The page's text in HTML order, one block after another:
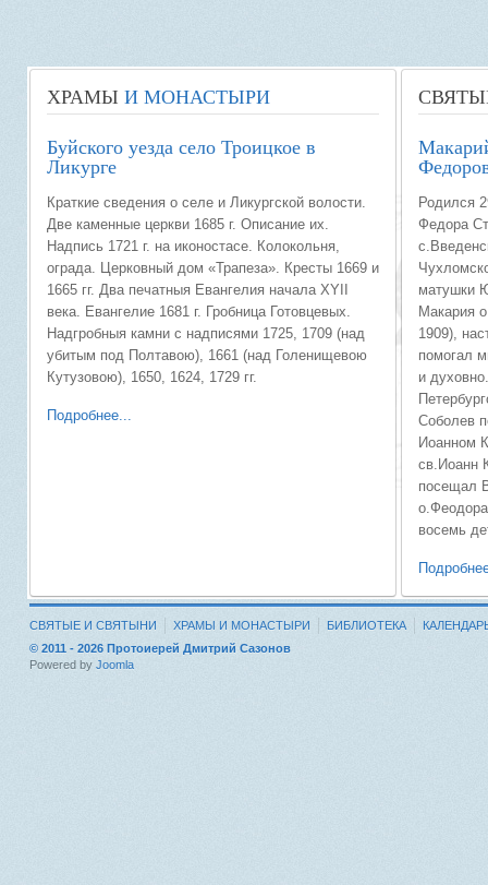
ХРАМЫ И МОНАСТЫРИ
Буйского уезда село Троицкое в
Ликурге
Краткие сведения о селе и Ликургской волости.
Две каменные церкви 1685 г. Описание их.
Надпись 1721 г. на иконостасе. Колокольня,
ограда. Церковный дом «Трапеза». Кресты 1669 и
1665 гг. Два печатныя Евангелия начала XYII
века. Евангелие 1681 г. Гробница Готовцевых.
Надгробныя камни с надписями 1725, 1709 (над
убитым под Полтавою), 1661 (над Голенищевою
Кутузовою), 1650, 1624, 1729 гг.
Подробнее...
Родился
Федора
матушки
Макария
1909),
помогал
и
Соболев
Иоанном
св.Иоанн
посещал
восемь
СВЯТЫЕ И СВЯТЫНИ ХРАМЫ И МОНАСТЫРИ БИБЛИОТЕКА
© 2011 - 2026 Протоиерей Дмитрий Сазонов
Powered by Joomla